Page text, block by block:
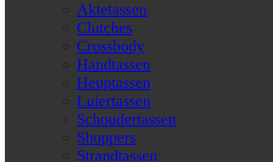
Aktetassen
Clutches
Crossbody
Handtassen
Heuptassen
Luiertassen
Schoudertassen
Shoppers
Strandtassen